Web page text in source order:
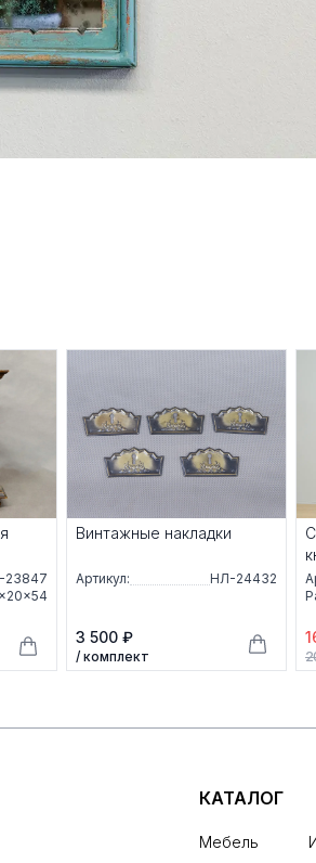
Винтажные накладки
Артикул: НЛ-24432
3 500 ₽
/ комплект
КАТАЛОГ
Мебель